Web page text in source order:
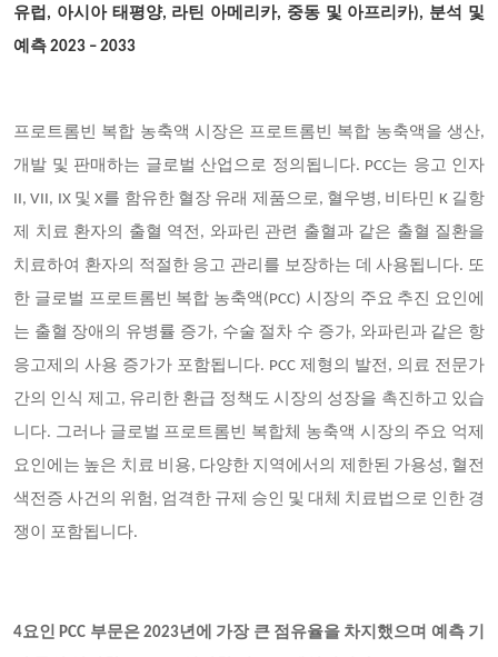
유럽, 아시아 태평양, 라틴 아메리카, 중동 및 아프리카), 분석 및
예측 2023 – 2033
프로트롬빈 복합 농축액 시장은 프로트롬빈 복합 농축액을 생산,
개발 및 판매하는 글로벌 산업으로 정의됩니다. PCC는 응고 인자
II, VII, IX 및 X를 함유한 혈장 유래 제품으로, 혈우병, 비타민 K 길항
제 치료 환자의 출혈 역전, 와파린 관련 출혈과 같은 출혈 질환을
치료하여 환자의 적절한 응고 관리를 보장하는 데 사용됩니다. 또
한 글로벌 프로트롬빈 복합 농축액(PCC) 시장의 주요 추진 요인에
는 출혈 장애의 유병률 증가, 수술 절차 수 증가, 와파린과 같은 항
응고제의 사용 증가가 포함됩니다. PCC 제형의 발전, 의료 전문가
간의 인식 제고, 유리한 환급 정책도 시장의 성장을 촉진하고 있습
니다. 그러나 글로벌 프로트롬빈 복합체 농축액 시장의 주요 억제
요인에는 높은 치료 비용, 다양한 지역에서의 제한된 가용성, 혈전
색전증 사건의 위험, 엄격한 규제 승인 및 대체 치료법으로 인한 경
쟁이 포함됩니다.
4요인 PCC 부문은 2023년에 가장 큰 점유율을 차지했으며 예측 기